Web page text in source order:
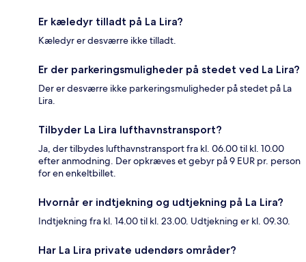
Er kæledyr tilladt på La Lira?
Kæledyr er desværre ikke tilladt.
Er der parkeringsmuligheder på stedet ved La Lira?
Der er desværre ikke parkeringsmuligheder på stedet på La
Lira.
Tilbyder La Lira lufthavnstransport?
Ja, der tilbydes lufthavnstransport fra kl. 06.00 til kl. 10.00
efter anmodning. Der opkræves et gebyr på 9 EUR pr. person
for en enkeltbillet.
Hvornår er indtjekning og udtjekning på La Lira?
Indtjekning fra kl. 14.00 til kl. 23.00. Udtjekning er kl. 09.30.
Har La Lira private udendørs områder?